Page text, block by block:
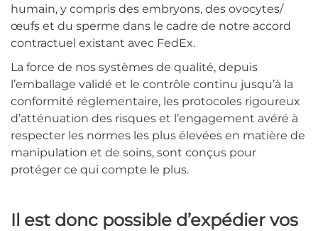
humain, y compris des embryons, des ovocytes/
œufs et du sperme dans le cadre de notre accord
contractuel existant avec FedEx.
La force de nos systèmes de qualité, depuis
l’emballage validé et le contrôle continu jusqu’à la
conformité réglementaire, les protocoles rigoureux
d’atténuation des risques et l’engagement avéré à
respecter les normes les plus élevées en matière de
manipulation et de soins, sont conçus pour
protéger ce qui compte le plus.
Il est donc possible d’expédier vos